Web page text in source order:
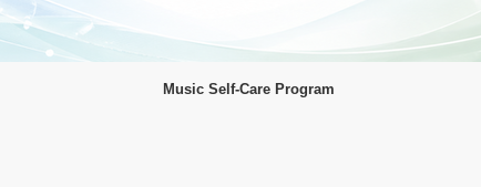
Music Self-Care Program